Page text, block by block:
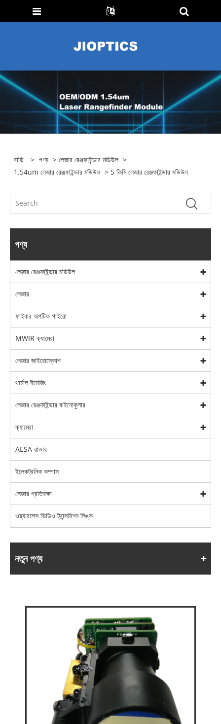
বাড়ি > পণ্য >লেজার রেঞ্জফাইন্ডার মডিউল >
1.54um লেজার রেঞ্জফাইন্ডার মডিউল > 5 কিমি লেজার রেঞ্জফাইন্ডার মডিউল
পণ্য
লেজার রেঞ্জফাইন্ডার মডিউল
লেজার
ফাইবার অপটিক গাইরো
MWIR ক্যামেরা
লেজার জাইরোস্কোপ
থার্মাল ইমেজিং
লেজার রেঞ্জফাইন্ডার বাইনোকুলার
ক্যামেরা
AESA রাডার
ইলেকট্রনিক কম্পাস
লেজার প্রতিরক্ষা
ওয়্যারলেস ভিডিও ট্রান্সমিশন লিঙ্ক
নতুন পণ্য